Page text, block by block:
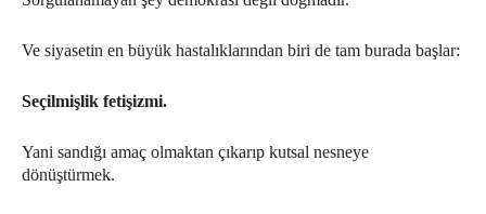
Ve siyasetin en büyük hastalıklarından biri de tam burada başlar:
Seçilmişlik fetişizmi.
Yani sandığı amaç olmaktan çıkarıp kutsal nesneye
dönüştürmek.